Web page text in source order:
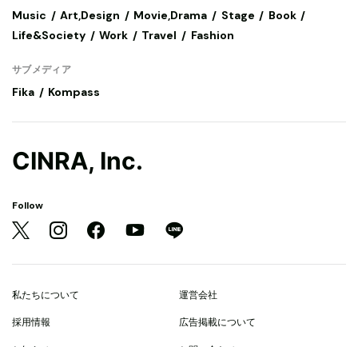
Music Art,Design Movie,Drama Stage
Book
Life&Society
Work Travel Fashion
サブメディア
Fika Kompass
CINRA, Inc.
Follow
私たちについて 運営会社
採用情報 広告掲載について